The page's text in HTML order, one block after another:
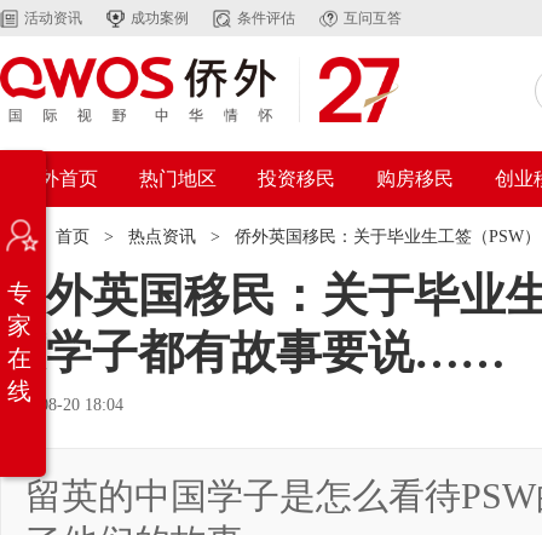
活动资讯 成功案例 条件评估 互问互答
侨外首页 热门地区 投资移民 购房移民 创业
位置： 首页 > 热点资讯 > 侨外英国移民：关于毕业生工签（
侨外英国移民：关于毕业
英学子都有故事要说……
2021-08-20 18:04
留英的中国学子是怎么看待
专
家
在
线